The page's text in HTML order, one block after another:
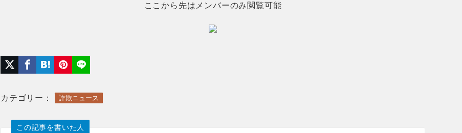
ここから先はメンバーのみ閲覧可能
カテゴリー： 詐欺ニュース
この記事を書いた人